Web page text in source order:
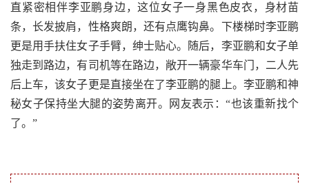
直紧密相伴李亚鹏身边，这位女子一身黑色皮衣，身材苗
条，长发披肩，性格爽朗，还有点鹰钩鼻。下楼梯时李亚鹏
更是用手扶住女子手臂，绅士贴心。随后，李亚鹏和女子单
独走到路边，有司机等在路边，敞开一辆豪华车门，二人先
后上车，该女子更是直接坐在了李亚鹏的腿上。李亚鹏和神
秘女子保持坐大腿的姿势离开。网友表示：“也该重新找个
了。”